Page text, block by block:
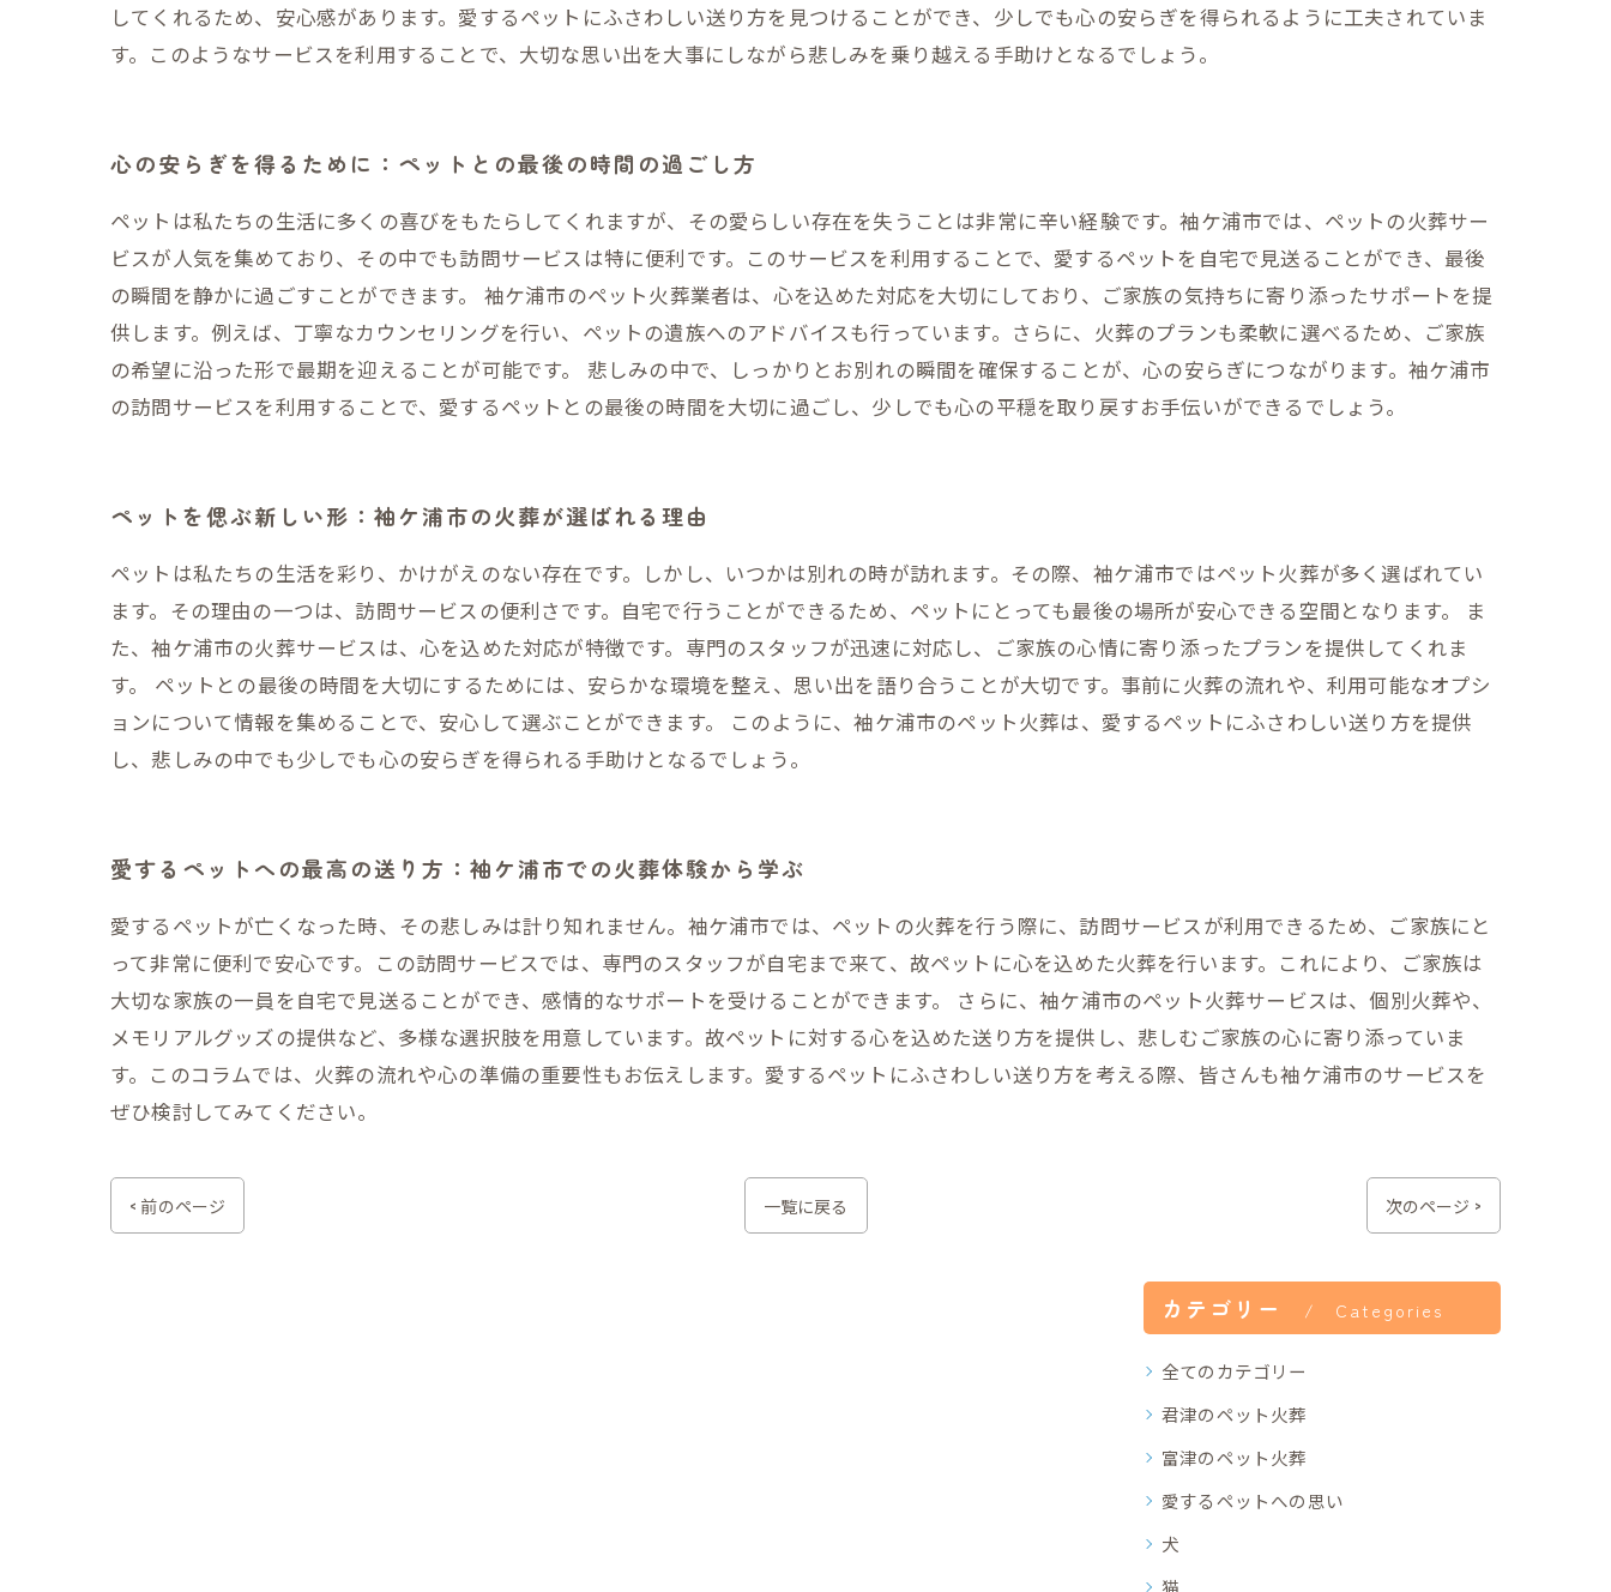
してくれるため、安心感があります。愛するペットにふさわしい送り方を見つけることができ、少しでも心の安らぎを得られるように工夫されていま
す。このようなサービスを利用することで、大切な思い出を大事にしながら悲しみを乗り越える手助けとなるでしょう。
心の安らぎを得るために：ペットとの最後の時間の過ごし方
ペットは私たちの生活に多くの喜びをもたらしてくれますが、その愛らしい存在を失うことは非常に辛い経験です。袖ケ浦市では、ペットの火葬サー
ビスが人気を集めており、その中でも訪問サービスは特に便利です。このサービスを利用することで、愛するペットを自宅で見送ることができ、最後
の瞬間を静かに過ごすことができます。 袖ケ浦市のペット火葬業者は、心を込めた対応を大切にしており、ご家族の気持ちに寄り添ったサポートを提
供します。例えば、丁寧なカウンセリングを行い、ペットの遺族へのアドバイスも行っています。さらに、火葬のプランも柔軟に選べるため、ご家族
の希望に沿った形で最期を迎えることが可能です。 悲しみの中で、しっかりとお別れの瞬間を確保することが、心の安らぎにつながります。袖ケ浦市
の訪問サービスを利用することで、愛するペットとの最後の時間を大切に過ごし、少しでも心の平穏を取り戻すお手伝いができるでしょう。
ペットを偲ぶ新しい形：袖ケ浦市の火葬が選ばれる理由
ペットは私たちの生活を彩り、かけがえのない存在です。しかし、いつかは別れの時が訪れます。その際、袖ケ浦市ではペット火葬が多く選ばれてい
ます。その理由の一つは、訪問サービスの便利さです。自宅で行うことができるため、ペットにとっても最後の場所が安心できる空間となります。 ま
た、袖ケ浦市の火葬サービスは、心を込めた対応が特徴です。専門のスタッフが迅速に対応し、ご家族の心情に寄り添ったプランを提供してくれま
す。 ペットとの最後の時間を大切にするためには、安らかな環境を整え、思い出を語り合うことが大切です。事前に火葬の流れや、利用可能なオプシ
ョンについて情報を集めることで、安心して選ぶことができます。 このように、袖ケ浦市のペット火葬は、愛するペットにふさわしい送り方を提供
し、悲しみの中でも少しでも心の安らぎを得られる手助けとなるでしょう。
愛するペットへの最高の送り方：袖ケ浦市での火葬体験から学ぶ
愛するペットが亡くなった時、その悲しみは計り知れません。袖ケ浦市では、ペットの火葬を行う際に、訪問サービスが利用できるため、ご家族にと
って非常に便利で安心です。この訪問サービスでは、専門のスタッフが自宅まで来て、故ペットに心を込めた火葬を行います。これにより、ご家族は
大切な家族の一員を自宅で見送ることができ、感情的なサポートを受けることができます。 さらに、袖ケ浦市のペット火葬サービスは、個別火葬や、
メモリアルグッズの提供など、多様な選択肢を用意しています。故ペットに対する心を込めた送り方を提供し、悲しむご家族の心に寄り添っていま
す。このコラムでは、火葬の流れや心の準備の重要性もお伝えします。愛するペットにふさわしい送り方を考える際、皆さんも袖ケ浦市のサービスを
ぜひ検討してみてください。
< 前のページ 一覧に戻る 次のページ >
カテゴリー Categories
全てのカテゴリー
君津のペット火葬
富津のペット火葬
愛するペットへの思い
犬
猫